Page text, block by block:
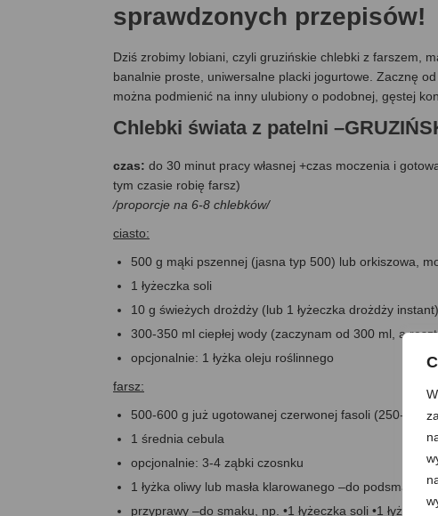
sprawdzonych przepisów!
Dziś zrobimy lobiani, czyli gruzińskie chlebki z farszem,
banalnie proste, uniwersalne placki jogurtowe. Zacznę
można podmienić na inny ulubiony o podobnej, gęstej
Chlebki świata z patelni
czas: do 30 minut pracy własnej +czas moczenia i
tym czasie robię farsz)
/proporcje na 6-8 chlebków/
ciasto:
500 g mąki pszennej (jasna typ 500) lub orkiszowa,
1 łyżeczka soli
10 g świeżych drożdży (lub 1 łyżeczka drożdży instant)
300-350 ml ciepłej wody (zaczynam od 300 ml, a
opcjonalnie: 1 łyżka oleju roślinnego
farsz:
500-600 g już ugotowanej czerwonej fasoli (250-300
1 średnia cebula
opcjonalnie: 3-4 ząbki czosnku
1 łyżka oliwy lub masła klarowanego –do
przyprawy –do smaku, np. •1 łyżeczka soli •1